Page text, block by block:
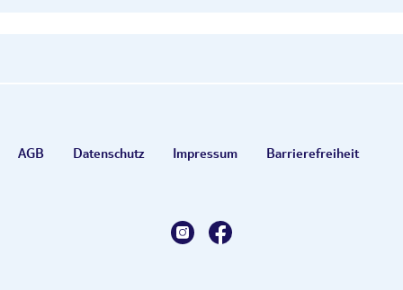
AGB Datenschutz Impressum Barrierefreiheit